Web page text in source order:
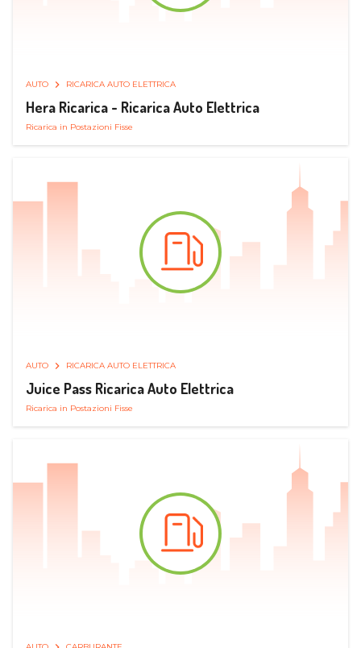
AUTO RICARICA AUTO ELETTRICA
Hera Ricarica - Ricarica Auto Elettrica
Ricarica in Postazioni Fisse
AUTO RICARICA AUTO ELETTRICA
Juice Pass Ricarica Auto Elettrica
Ricarica in Postazioni Fisse